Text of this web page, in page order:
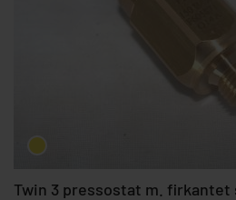
Twin 3 pressostat m. firkantet